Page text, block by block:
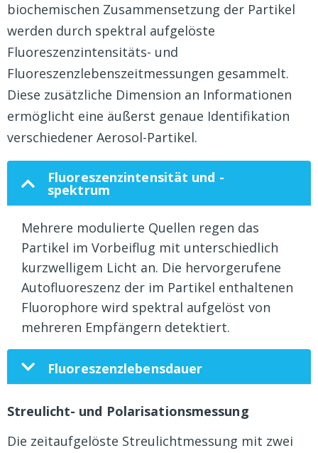
biochemischen Zusammensetzung der Partikel
werden durch spektral aufgelöste
Fluoreszenzintensitäts- und
Fluoreszenzlebenszeitmessungen gesammelt.
Diese zusätzliche Dimension an Informationen
ermöglicht eine äußerst genaue Identifikation
verschiedener Aerosol-Partikel.
Fluoreszenzintensität und -
spektrum
Mehrere modulierte Quellen regen das
Partikel im Vorbeiflug mit unterschiedlich
kurzwelligem Licht an. Die hervorgerufene
Autofluoreszenz der im Partikel enthaltenen
Fluorophore wird spektral aufgelöst von
mehreren Empfängern detektiert.
Fluoreszenzlebensdauer
Streulicht- und Polarisationsmessung
Die zeitaufgelöste Streulichtmessung mit zwei